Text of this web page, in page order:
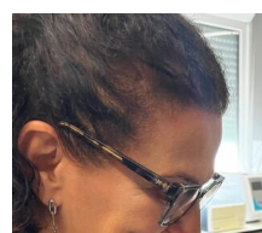
d
e
T